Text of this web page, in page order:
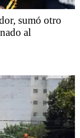
sumó otro
al